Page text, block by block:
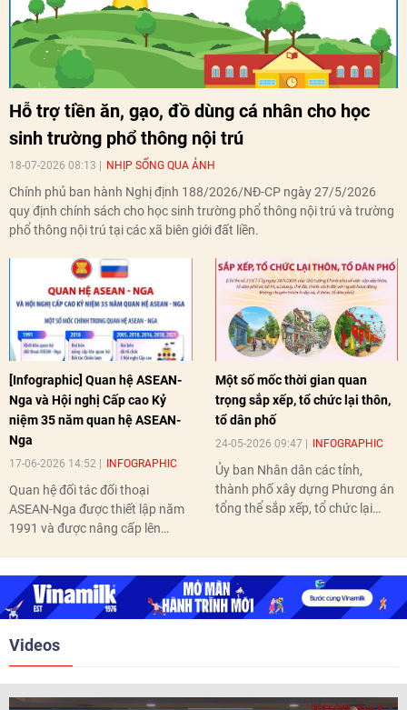
Hỗ trợ tiền ăn, gạo, đồ dùng cá nhân cho học
sinh trường phổ thông nội trú
18-07-2026 08:13 NHỊP SỐNG QUA ẢNH
Chính phủ ban hành Nghị định 188/2026/NĐ-CP ngày 27/5/2026
quy định chính sách cho học sinh trường phổ thông nội trú và trường
phổ thông nội trú tại các xã biên giới đất liền.
[Infographic] Quan hệ ASEAN-
Nga và Hội nghị Cấp cao Kỷ
niệm 35 năm quan hệ ASEAN-
Nga
17-06-2026 14:52 INFOGRAPHIC
Quan hệ đối tác đối thoại
ASEAN-Nga được thiết lập năm
1991 và được nâng cấp lên
nghị Cấp cao vào các năm 2005,
2010, 2016, 2018, 2021.
Một số mốc thời gian quan
trọng sắp xếp, tổ chức lại thôn,
tổ dân phố
24-05-2026 09:47 INFOGRAPHIC
Ủy ban Nhân dân các tỉnh,
thành phố xây dựng Phương án
tổng thể sắp xếp, tổ chức lại
Videos